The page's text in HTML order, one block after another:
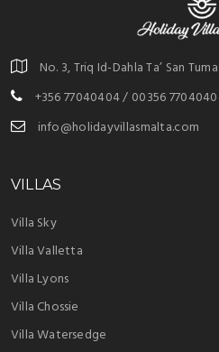
No. 3, Triq Id-Dahla Ta’ San
+356 77040404 / 00356
info@holidayvillasmalta.com
VILLAS
Villa Sky
Villa Valletta
Villa Lyons
Villa Chossie
Villa Watersedge